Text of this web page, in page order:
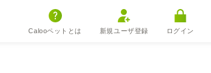
Calooペットとは 新規ユーザ登録 ログイン